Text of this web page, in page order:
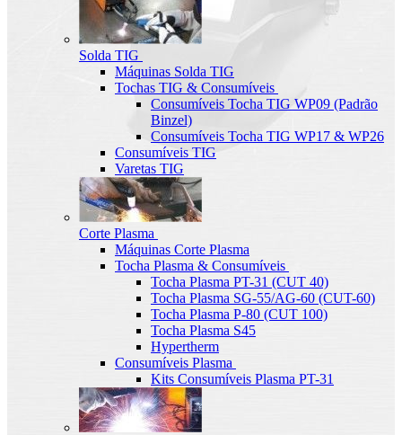
Solda TIG
Máquinas Solda TIG
Tochas TIG & Consumíveis
Consumíveis Tocha TIG WP09 (Padrão
Binzel)
Consumíveis Tocha TIG WP17 & WP26
Consumíveis TIG
Varetas TIG
Corte Plasma
Máquinas Corte Plasma
Tocha Plasma & Consumíveis
Tocha Plasma PT-31 (CUT 40)
Tocha Plasma SG-55/AG-60 (CUT-60)
Tocha Plasma P-80 (CUT 100)
Tocha Plasma S45
Hypertherm
Consumíveis Plasma
Kits Consumíveis Plasma PT-31